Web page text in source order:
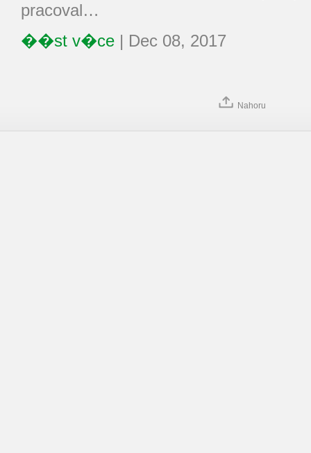
pracoval…
��st v�ce | Dec 08, 2017
Nahoru